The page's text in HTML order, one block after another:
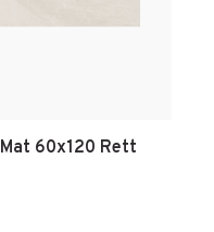
60x120 Rett